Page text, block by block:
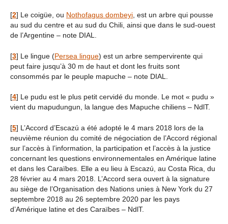
[2] Le coigüe, ou Nothofagus dombeyi, est un arbre qui pousse
au sud du centre et au sud du Chili, ainsi que dans le sud-ouest
de l’Argentine – note DIAL.
[3] Le lingue (Persea lingue) est un arbre sempervirente qui
peut faire jusqu’à 30 m de haut et dont les fruits sont
consommés par le peuple mapuche – note DIAL.
[4] Le pudu est le plus petit cervidé du monde. Le mot « pudu »
vient du mapudungun, la langue des Mapuche chiliens – NdlT.
[5]
L’Accord d’Escazú a été adopté le 4 mars 2018 lors de la
neuvième réunion du comité de négociation de l’Accord régional
sur l’accès à l’information, la participation et l’accès à la justice
concernant les questions environnementales en Amérique latine
et dans les Caraïbes. Elle a eu lieu à Escazú, au Costa Rica, du
28 février au 4 mars 2018. L’Accord sera ouvert à la signature
au siège de l’Organisation des Nations unies à New York du 27
septembre 2018 au 26 septembre 2020 par les pays
d’Amérique latine et des Caraïbes – NdlT.